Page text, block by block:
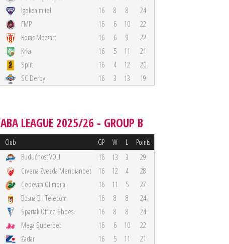
Igokea m:tel 16 8 8
24
FMP 16 6 10
22
Borac Mozzart 16 6 9
22
Krka 16 5 11
21
Split 16 4 12
20
SC Derby 16 3 13 19
ABA LEAGUE 2025/26 - GROUP B
Club GP W L Points
Budućnost VOLI 16 13 3
29
Crvena Zvezda Meridianbet 16 12 4
28
Cedevita Olimpija 16 11 5
27
Bosna BH Telecom 16 8 8
24
Spartak Office Shoes 16 8 8
24
Mega Superbet 16 6 10
22
Zadar 16 5 11
21